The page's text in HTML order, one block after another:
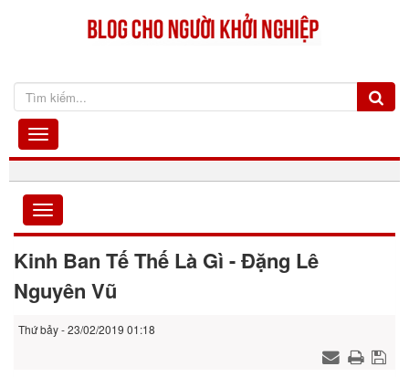
Kinh Ban Tế Thế Là Gì - Đặng Lê
Nguyên Vũ
Thứ bảy - 23/02/2019 01:18